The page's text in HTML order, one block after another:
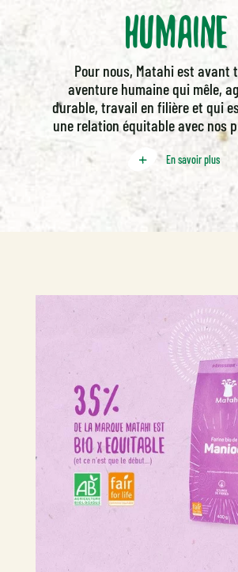
humaine
Pour nous, Matahi est avant
aventure humaine qui mêle,
durable, travail en filière et qui
une relation équitable avec nos
En savoir plus